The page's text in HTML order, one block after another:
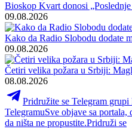
Bioskop Kvart donosi
09.08.2026
Kako da Radio Slobodu dodate
09.08.2026
Četiri velika požara u Srbiji:
08.08.2026
Pridružite se Telegram
TelegramuSve objave sa
da ništa ne propustite.Pridruži se